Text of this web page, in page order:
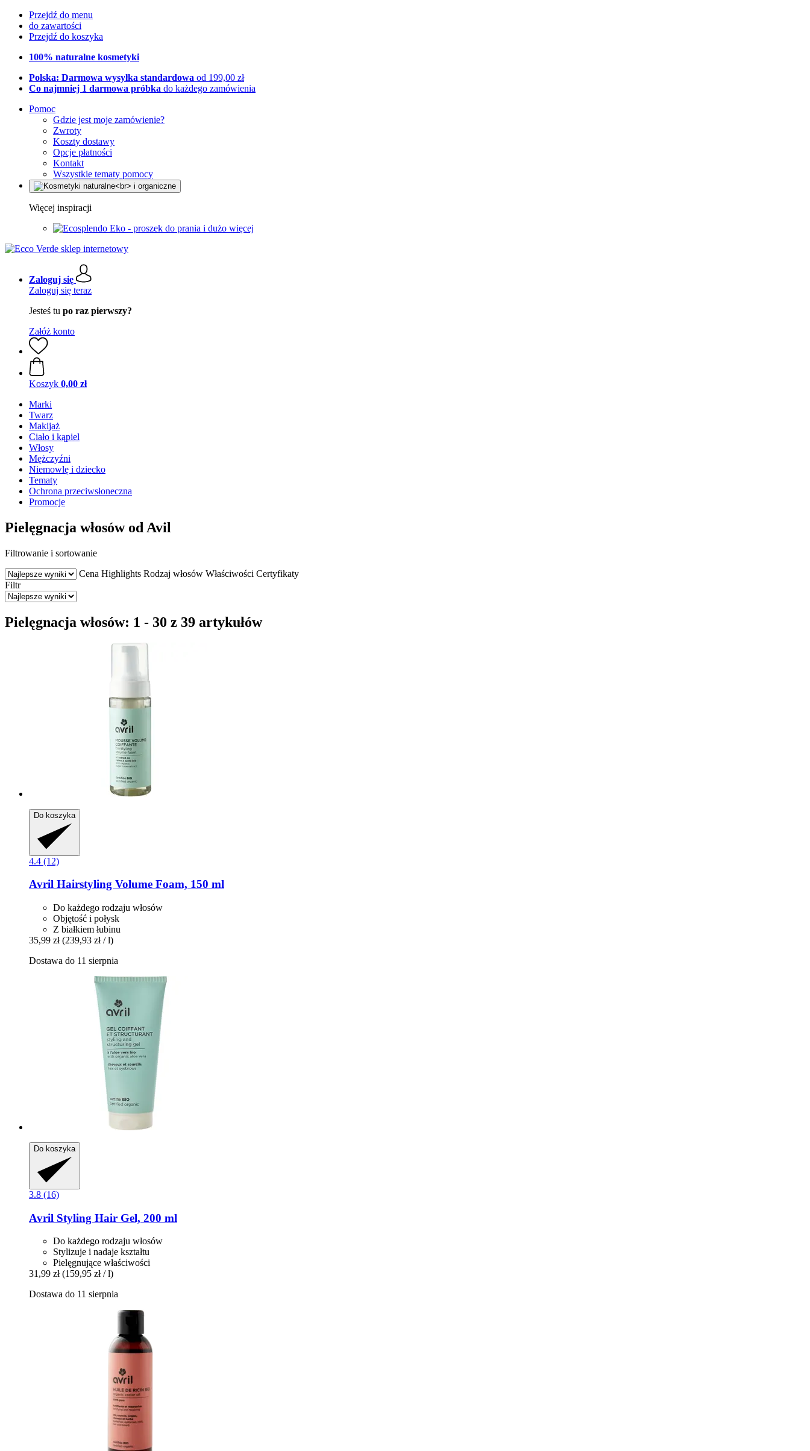
Przejdź do menu
do zawartości
Przejdź do koszyka
100% naturalne kosmetyki
Polska: Darmowa wysyłka standardowa od 199,00 zł
Co najmniej 1 darmowa próbka do każdego zamówienia
Pomoc
Gdzie jest moje zamówienie?
Zwroty
Koszty dostawy
Opcje płatności
Kontakt
Wszystkie tematy pomocy
Więcej inspiracji
Eko - proszek do prania i dużo więcej
Zaloguj się
Zaloguj się teraz
Jesteś tu po raz pierwszy?
Załóż konto
Koszyk 0,00 zł
Marki
Twarz
Makijaż
Ciało i kąpiel
Włosy
Mężczyźni
Niemowlę i dziecko
Tematy
Ochrona przeciwsłoneczna
Promocje
Pielęgnacja włosów od Avil
Filtrowanie i sortowanie
Cena Highlights Rodzaj włosów Właściwości Certyfikaty
Filtr
Pielęgnacja włosów: 1 - 30 z 39 artykułów
Do koszyka
4.4 (12)
Avril Hairstyling Volume Foam, 150 ml
Do każdego rodzaju włosów
Objętość i połysk
Z białkiem łubinu
35,99 zł (239,93 zł / l)
Dostawa do 11 sierpnia
Do koszyka
3.8 (16)
Avril Styling Hair Gel, 200 ml
Do każdego rodzaju włosów
Stylizuje i nadaje kształtu
Pielęgnujące właściwości
31,99 zł (159,95 zł / l)
Dostawa do 11 sierpnia